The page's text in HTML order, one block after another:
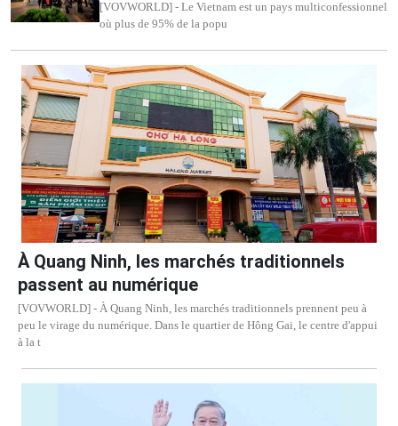
[VOVWORLD] - Le Vietnam est un pays multiconfessionnel
où plus de 95% de la popu
À Quang Ninh, les marchés traditionnels
passent au numérique
[VOVWORLD] - À Quang Ninh, les marchés traditionnels prennent peu à
peu le virage du numérique. Dans le quartier de Hông Gai, le centre d'appui
à la t